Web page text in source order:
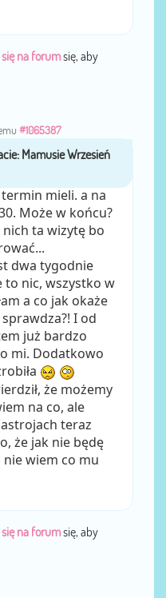
na forumsię, aby
#1065387
mieli. a na
Może w końcu?
ta wizytę bo
dwa tygodnie
to nic, wszystko w
a co jak okaże
I od
już bardzo
mi. Dodatkowo
że możemy
na co, ale
teraz
że jak nie będę
nie wiem co mu
na forumsię, aby